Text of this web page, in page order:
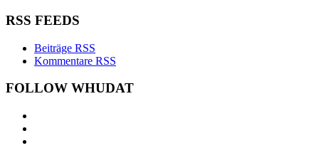
RSS FEEDS
Beiträge RSS
Kommentare RSS
FOLLOW WHUDAT